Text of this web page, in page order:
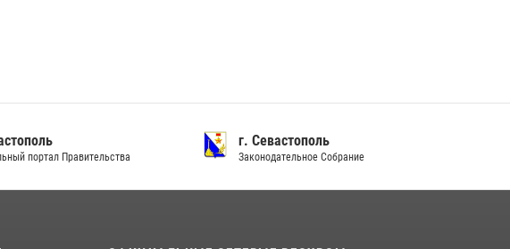
портал Правительства
г. Севастополь
Законодательное Собрание